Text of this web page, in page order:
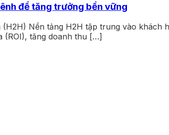
để tăng trưởng bền vững
Nền tảng H2H tập trung vào khách
(ROI), tăng doanh thu […]